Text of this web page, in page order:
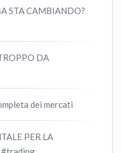
STA CAMBIANDO?
DA
dei mercati
PER LA